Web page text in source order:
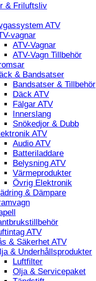
& Friluftsliv
ATV
vagnar
ATV-Vagnar
ATV-Vagn Tillbehör
& Bandsatser
Bandsatser & Tillbehör
Däck ATV
Fälgar ATV
Innerslang
Snökedjor & Dubb
ATV
Audio ATV
Batteriladdare
Belysning ATV
Värmeprodukter
Övrig Elektronik
& Dämpare
ATV
& Säkerhet ATV
& Underhållsprodukter
Luftfilter
Olja & Servicepaket